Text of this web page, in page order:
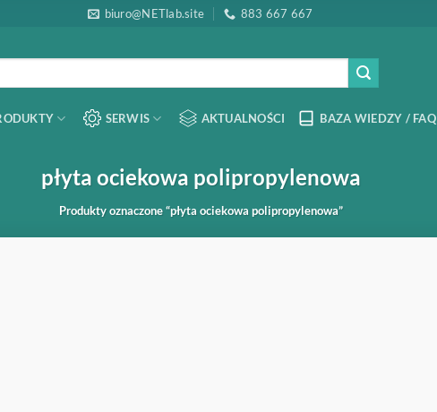
biuro@NETlab.site 883 667 667
SERWIS AKTUALNOŚCI BAZA WIEDZY / FAQ
płyta ociekowa polipropylenowa
Produkty oznaczone “płyta ociekowa polipropylenowa”